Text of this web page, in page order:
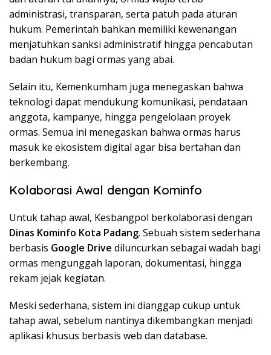
administrasi, transparan, serta patuh pada aturan
hukum. Pemerintah bahkan memiliki kewenangan
menjatuhkan sanksi administratif hingga pencabutan
badan hukum bagi ormas yang abai.
Selain itu, Kemenkumham juga menegaskan bahwa
teknologi dapat mendukung komunikasi, pendataan
anggota, kampanye, hingga pengelolaan proyek
ormas. Semua ini menegaskan bahwa ormas harus
masuk ke ekosistem digital agar bisa bertahan dan
berkembang.
Kolaborasi Awal dengan Kominfo
Untuk tahap awal, Kesbangpol berkolaborasi dengan
Dinas Kominfo Kota Padang. Sebuah sistem sederhana
berbasis Google Drive diluncurkan sebagai wadah bagi
ormas mengunggah laporan, dokumentasi, hingga
rekam jejak kegiatan.
Meski sederhana, sistem ini dianggap cukup untuk
tahap awal, sebelum nantinya dikembangkan menjadi
aplikasi khusus berbasis web dan database.